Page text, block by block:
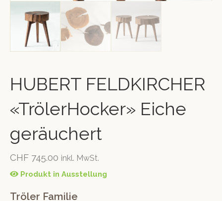
HUBERT FELDKIRCHER
«TrölerHocker» Eiche
geräuchert
CHF 745.00 inkl. MwSt.
Produkt in Ausstellung
Tröler Familie